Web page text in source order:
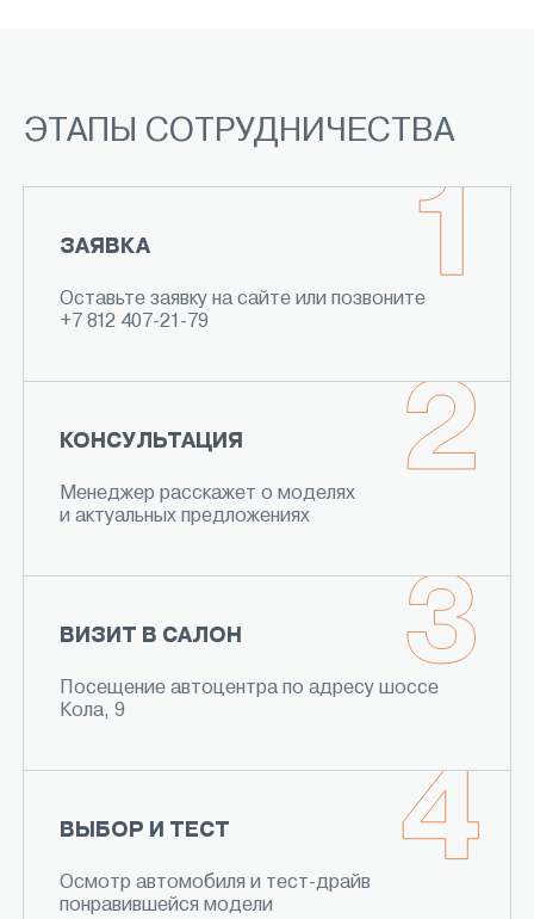
ЭТАПЫ СОТРУДНИЧЕСТВА
ЗАЯВКА
Оставьте заявку на сайте или позвоните
+7 812 407-21-79
КОНСУЛЬТАЦИЯ
Менеджер расскажет о моделях
и актуальных предложениях
ВИЗИТ В САЛОН
Посещение автоцентра по адресу шоссе
Кола, 9
ВЫБОР И ТЕСТ
Осмотр автомобиля и тест-драйв
понравившейся модели